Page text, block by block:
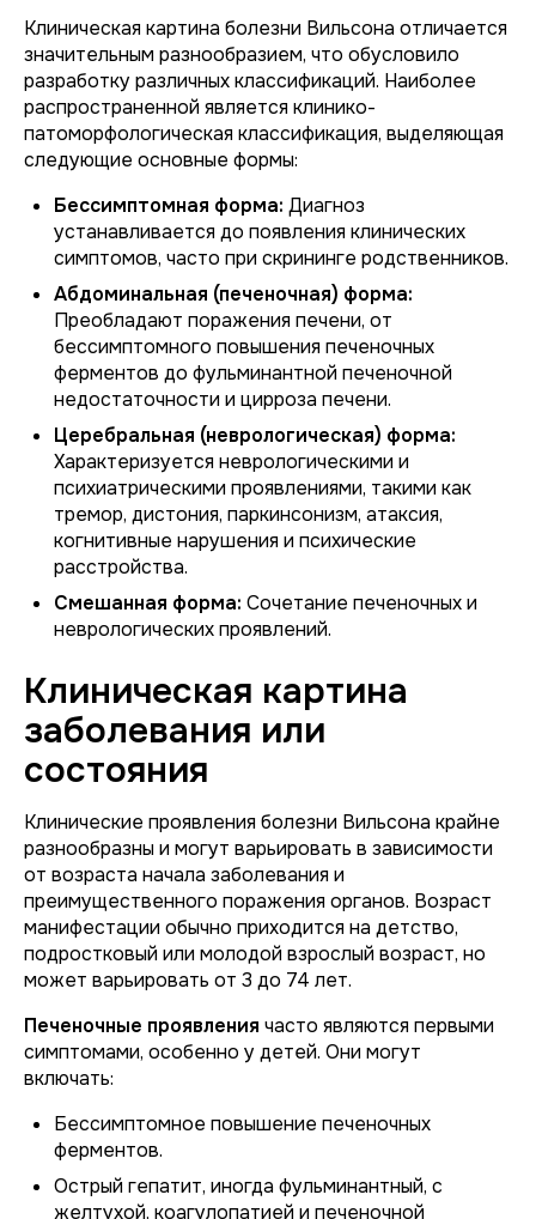
Клиническая картина болезни Вильсона отличается
значительным разнообразием, что обусловило
разработку различных классификаций. Наиболее
распространенной является клинико-
патоморфологическая классификация, выделяющая
следующие основные формы:
Бессимптомная форма: Диагноз
устанавливается до появления клинических
симптомов, часто при скрининге родственников.
Абдоминальная (печеночная) форма:
Преобладают поражения печени, от
бессимптомного повышения печеночных
ферментов до фульминантной печеночной
недостаточности и цирроза печени.
Церебральная (неврологическая) форма:
Характеризуется неврологическими и
психиатрическими проявлениями, такими как
тремор, дистония, паркинсонизм, атаксия,
когнитивные нарушения и психические
расстройства.
Смешанная форма: Сочетание печеночных и
неврологических проявлений.
Клиническая картина
заболевания или
состояния
Клинические проявления болезни Вильсона крайне
разнообразны и могут варьировать в зависимости
от возраста начала заболевания и
преимущественного поражения органов. Возраст
манифестации обычно приходится на детство,
подростковый или молодой взрослый возраст, но
может варьировать от 3 до 74 лет.
Печеночные проявления часто являются первыми
симптомами, особенно у детей. Они могут
включать:
Бессимптомное повышение печеночных
ферментов.
Острый гепатит, иногда фульминантный, с
желтухой, коагулопатией и печеночной